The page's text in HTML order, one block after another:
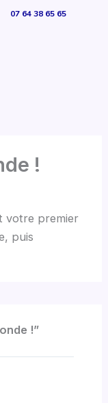
07 64 38 65 65
!
votre premier
puis
!”